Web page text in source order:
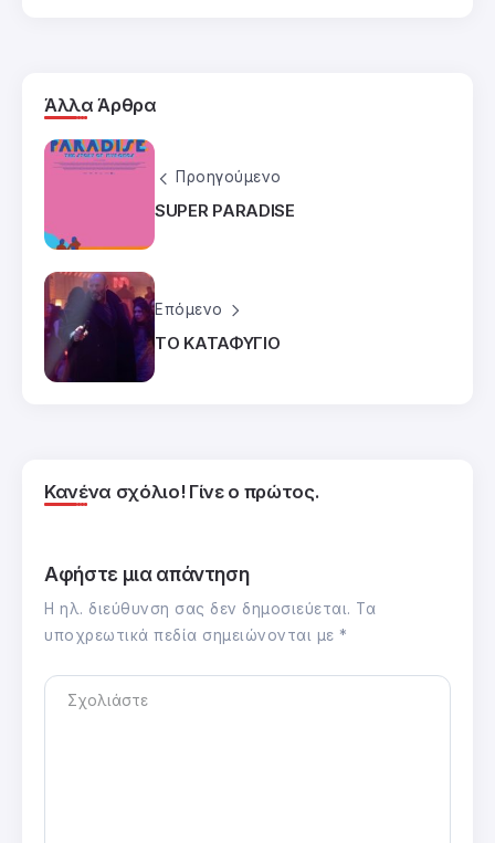
Άλλα Άρθρα
Προηγούμενο
SUPER PARADISE
Επόμενο
ΤΟ ΚΑΤΑΦΥΓΙΟ
Κανένα σχόλιο! Γίνε ο πρώτος.
Αφήστε μια απάντηση
Η ηλ. διεύθυνση σας δεν δημοσιεύεται. Τα
υποχρεωτικά πεδία σημειώνονται με *